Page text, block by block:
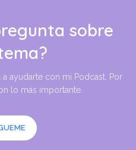
sobre
ayudarte con mi Podcast. Por
lo más importante.